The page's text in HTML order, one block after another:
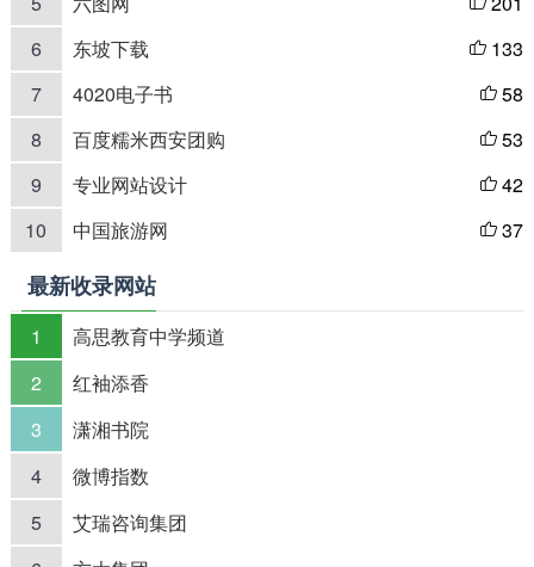
6
东坡下载  133
7
4020电子书  58
8
百度糯米西安团购  53
9
专业网站设计  42
10
中国旅游网  37
最新收录网站
1
高思教育中学频道
2
红袖添香
3
潇湘书院
4
微博指数
5
艾瑞咨询集团